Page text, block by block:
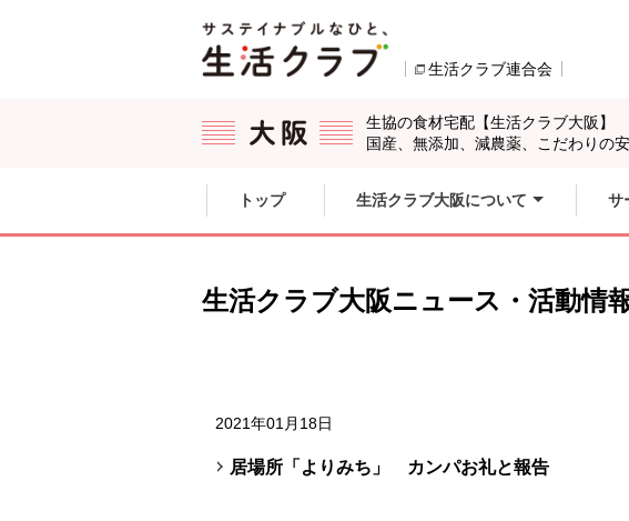
生活クラブ連合会
生協の食材宅配【生活クラブ大阪】
国産、無添加、減農薬、こだわりの
ここからサイト内共通メニューです。
サイト内共通メニューをスキップする
トップ 生活クラブ大阪について サ
生活クラブ大阪ニュース・活動情
2021年01月18日
居場所「よりみち」 カンパお礼と報告